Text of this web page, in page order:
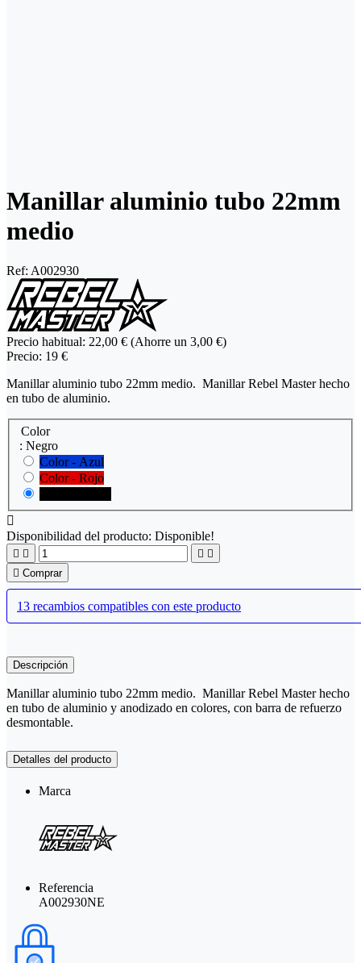
Manillar aluminio tubo 22mm
medio
Ref: A002930
Precio habitual: 22,00 € (Ahorre un 3,00 €)
Precio: 19 €
Manillar aluminio tubo 22mm medio. Manillar Rebel Master hecho
en tubo de aluminio.
Color
: Negro
Color - Azul
Color - Rojo

Disponibilidad del producto: Disponible!
   
 Comprar
13 recambios compatibles con este producto
Descripción
Manillar aluminio tubo 22mm medio. Manillar Rebel Master hecho
en tubo de aluminio y anodizado en colores, con barra de refuerzo
desmontable.
Detalles del producto
Marca
Referencia
A002930NE